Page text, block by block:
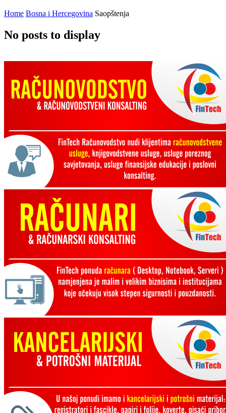
Home Bosna i Hercegovina Saopštenja
No posts to display